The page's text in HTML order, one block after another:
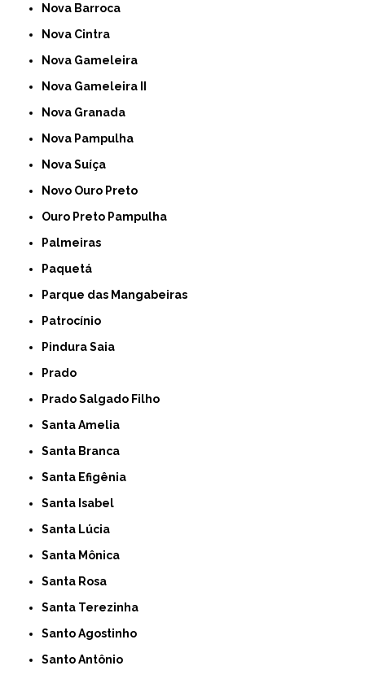
Nova Barroca
Nova Cintra
Nova Gameleira
Nova Gameleira II
Nova Granada
Nova Pampulha
Nova Suíça
Novo Ouro Preto
Ouro Preto Pampulha
Palmeiras
Paquetá
Parque das Mangabeiras
Patrocínio
Pindura Saia
Prado
Prado Salgado Filho
Santa Amelia
Santa Branca
Santa Efigênia
Santa Isabel
Santa Lúcia
Santa Mônica
Santa Rosa
Santa Terezinha
Santo Agostinho
Santo Antônio